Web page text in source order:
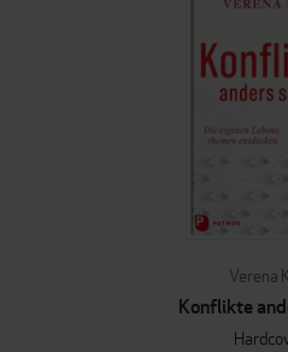
Verena
Konflikte